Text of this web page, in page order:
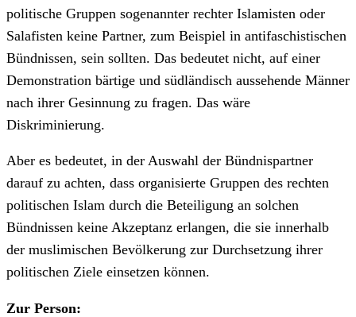
politische Gruppen sogenannter rechter Islamisten oder
Salafisten keine Partner, zum Beispiel in antifaschistischen
Bündnissen, sein sollten. Das bedeutet nicht, auf einer
Demonstration bärtige und südländisch aussehende Männer
nach ihrer Gesinnung zu fragen. Das wäre
Diskriminierung.
Aber es bedeutet, in der Auswahl der Bündnispartner
darauf zu achten, dass organisierte Gruppen des rechten
politischen Islam durch die Beteiligung an solchen
Bündnissen keine Akzeptanz erlangen, die sie innerhalb
der muslimischen Bevölkerung zur Durchsetzung ihrer
politischen Ziele einsetzen können.
Zur Person: